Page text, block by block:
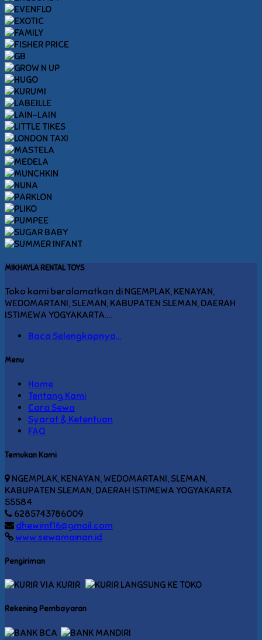
MIKHAYLA RENTAL TOYS
Toko kami beralamatkan di NGEMPLAK, KENAYAN,
WEDOMARTANI, SLEMAN, KABUPATEN SLEMAN, DAERAH
ISTIMEWA YOGYAKARTA....
Baca Selengkapnya...
Menu
Home
Tentang Kami
Cara Sewa
Syarat & Ketentuan
FAQ
Temukan Kami
NGEMPLAK, KENAYAN, WEDOMARTANI, SLEMAN,
KABUPATEN SLEMAN, DAERAH ISTIMEWA YOGYAKARTA
55584
6285743786009
dhewimf16@gmail.com
www.sewamainan.id
Pengiriman
VIA KURIR LANGSUNG KE TOKO
Rekening Pembayaran